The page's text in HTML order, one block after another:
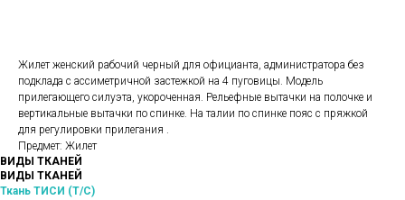
Жилет женский рабочий черный для официанта, администратора без
подклада с ассиметричной застежкой на 4 пуговицы. Модель
прилегающего силуэта, укороченная. Рельефные вытачки на полочке и
вертикальные вытачки по спинке. На талии по спинке пояс с пряжкой
для регулировки прилегания .
Предмет: Жилет
ВИДЫ ТКАНЕЙ
ВИДЫ ТКАНЕЙ
Ткань ТИСИ (Т/С)